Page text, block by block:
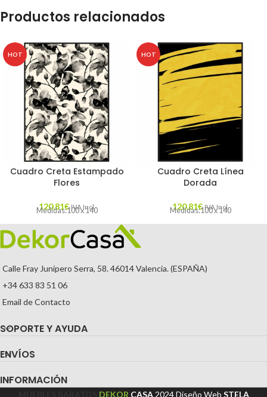
Productos relacionados
HOT
Cuadro Creta Estampado
Flores
120,81€ IVA Incl.
Medidas:100 x 140
HOT
Cuadro Creta Línea
Dorada
120,81€ IVA Incl.
Medidas:100 x 140
Calle Fray Junípero Serra, 58. 46014 Valencia. (ESPAÑA)
+34 633 83 51 06
Email de Contacto
SOPORTE Y AYUDA
ENVÍOS
INFORMACIÓN
DEKOR CASA 2024Diseño Web STELA